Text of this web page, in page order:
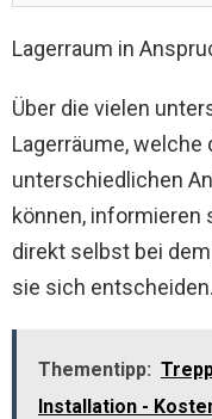
Lagerraum in
Über die vielen
Lagerräume, welche
unterschiedlichen
können, informieren
direkt selbst bei
sie sich entscheiden.
Thementipp:
Installation -